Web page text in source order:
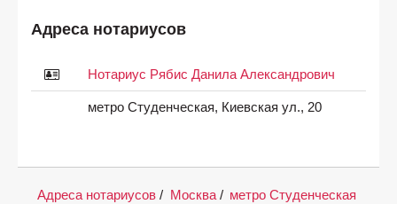
Адреса нотариусов
Нотариус Рябис Данила Александрович
метро Студенческая, Киевская ул., 20
Адреса нотариусов / Москва / метро Студенческая